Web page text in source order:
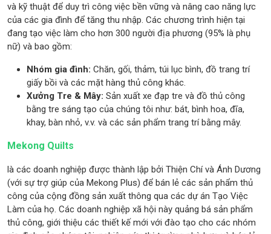
và kỹ thuật để duy trì công việc bền vững và nâng cao năng lực
của các gia đình để tăng thu nhập. Các chương trình hiện tại
đang tạo việc làm cho hơn 300 người địa phương (95% là phụ
nữ) và bao gồm:
Nhóm gia đình: Chăn, gối, thảm, túi lục bình, đồ trang trí
giấy bồi và các mặt hàng thủ công khác.
Xưởng Tre & Mây: Sản xuất xe đạp tre và đồ thủ công
bằng tre sáng tạo của chúng tôi như: bát, bình hoa, đĩa,
khay, bàn nhỏ, v.v. và các sản phẩm trang trí bằng mây.
Mekong Quilts
là các doanh nghiệp được thành lập bởi Thiện Chí và Ánh Dương
(với sự trợ giúp của Mekong Plus) để bán lẻ các sản phẩm thủ
công của cộng đồng sản xuất thông qua các dự án Tạo Việc
Làm của họ. Các doanh nghiệp xã hội này quảng bá sản phẩm
thủ công, giới thiệu các thiết kế mới với đào tạo cho các nhóm